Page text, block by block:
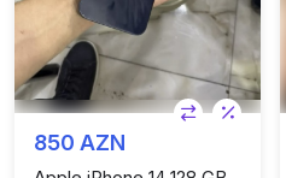
850 AZN